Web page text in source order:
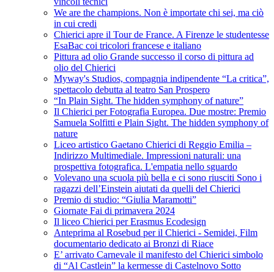
We are the champions. Non è importate chi sei, ma ciò
in cui credi
Chierici apre il Tour de France. A Firenze le studentesse
EsaBac coi tricolori francese e italiano
Pittura ad olio Grande successo il corso di pittura ad
olio del Chierici
Myway's Studios, compagnia indipendente “La critica”,
spettacolo debutta al teatro San Prospero
“In Plain Sight. The hidden symphony of nature”
Il Chierici per Fotografia Europea. Due mostre: Premio
Samuela Solfitti e Plain Sight. The hidden symphony of
nature
Liceo artistico Gaetano Chierici di Reggio Emilia –
Indirizzo Multimediale. Impressioni naturali: una
prospettiva fotografica. L'empatia nello sguardo
Volevano una scuola più bella e ci sono riusciti Sono i
ragazzi dell’Einstein aiutati da quelli del Chierici
Premio di studio: “Giulia Maramotti”
Giornate Fai di primavera 2024
Il liceo Chierici per Erasmus Ecodesign
Anteprima al Rosebud per il Chierici - Semidei, Film
documentario dedicato ai Bronzi di Riace
E’ arrivato Carnevale il manifesto del Chierici simbolo
di “Al Castlein” la kermesse di Castelnovo Sotto